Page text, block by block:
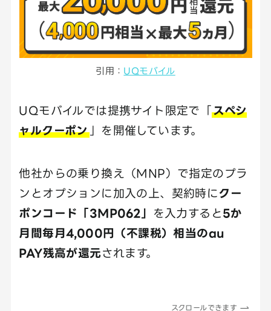
引用： UQモバイル
UQモバイルでは提携サイト限定で「スペシ
ャルクーポン」を開催しています。
他社からの乗り換え（MNP）で指定のプラ
ンとオプションに加入の上、契約時にクー
ポンコード「3MP062」
を入力すると5か
月間毎月4,000円（不課税）相当のau
PAY残高が還元されます。
スクロールできます